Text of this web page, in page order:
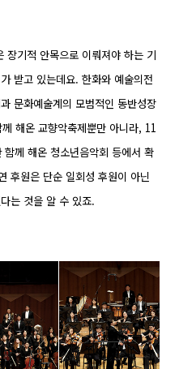
장기적 안목으로 이뤄져야 하는 기
받고 있는데요. 한화와 예술의전
문화예술계의 모범적인 동반성장
해온 교향악축제뿐만 아니라, 11
께 해온 청소년음악회 등에서 확
후원은 단순 일회성 후원이 아닌
는 것을 알 수 있죠.